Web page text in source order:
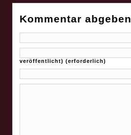
Kommentar abgeben
veröffentlicht) (erforderlich)